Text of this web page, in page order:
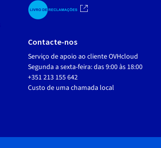
Contacte-nos
Serviço de apoio ao cliente OVHcloud
Segunda a sexta-feira: das 9:00 às 18:00
+351 213 155 642
Custo de uma chamada local